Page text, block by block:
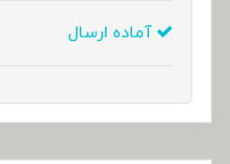
آماده ارسال